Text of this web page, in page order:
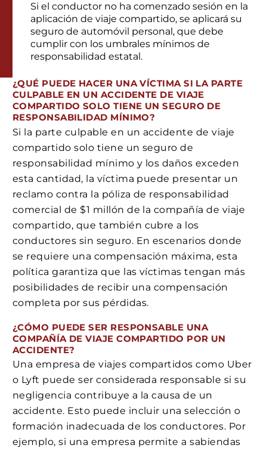
Si el conductor no ha comenzado sesión en la
aplicación de viaje compartido, se aplicará su
seguro de automóvil personal, que debe
cumplir con los umbrales mínimos de
responsabilidad estatal.
¿QUÉ PUEDE HACER UNA VÍCTIMA SI LA PARTE
CULPABLE EN UN ACCIDENTE DE VIAJE
COMPARTIDO SOLO TIENE UN SEGURO DE
RESPONSABILIDAD MÍNIMO?
Si la parte culpable en un accidente de viaje
compartido solo tiene un seguro de
responsabilidad mínimo y los daños exceden
esta cantidad, la víctima puede presentar un
reclamo contra la póliza de responsabilidad
comercial de $1 millón de la compañía de viaje
compartido, que también cubre a los
conductores sin seguro. En escenarios donde
se requiere una compensación máxima, esta
política garantiza que las víctimas tengan más
posibilidades de recibir una compensación
completa por sus pérdidas.
¿CÓMO PUEDE SER RESPONSABLE UNA
COMPAÑÍA DE VIAJE COMPARTIDO POR UN
ACCIDENTE?
Una empresa de viajes compartidos como Uber
o Lyft puede ser considerada responsable si su
negligencia contribuye a la causa de un
accidente. Esto puede incluir una selección o
formación inadecuada de los conductores. Por
ejemplo, si una empresa permite a sabiendas